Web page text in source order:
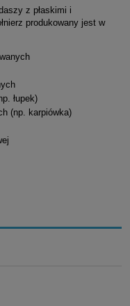
z płaskimi i
produkowany jest w
łupek)
(np. karpiówka)